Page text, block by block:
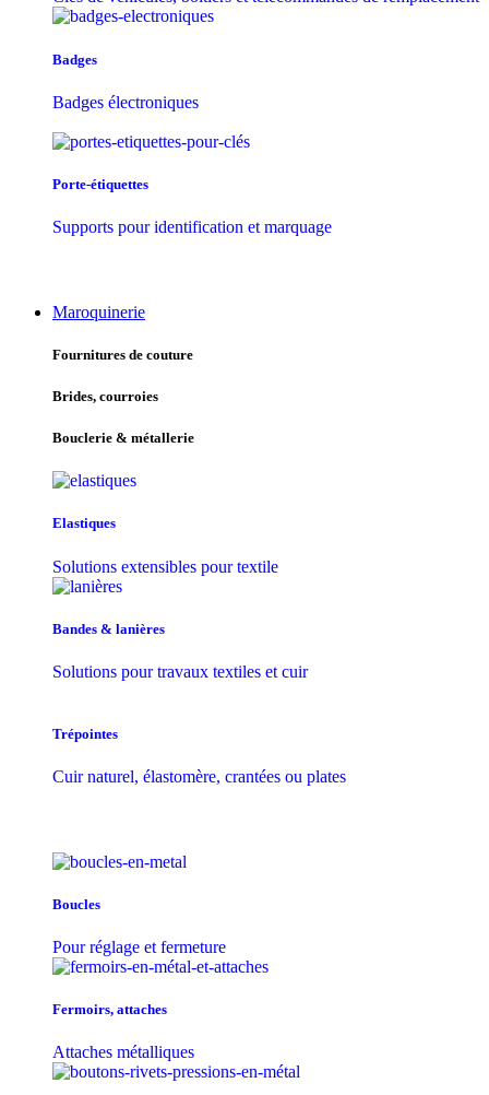
Badges
Badges électroniques
Porte-étiquettes
Supports pour identification et marquage
Maroquinerie
Fournitures de couture
Brides, courroies
Bouclerie & métallerie
Elastiques
Solutions extensibles pour textile
Bandes & lanières
Solutions pour travaux textiles et cuir
Trépointes
Cuir naturel, élastomère, crantées ou plates
Boucles
Pour réglage et fermeture
Fermoirs, attaches
Attaches métalliques